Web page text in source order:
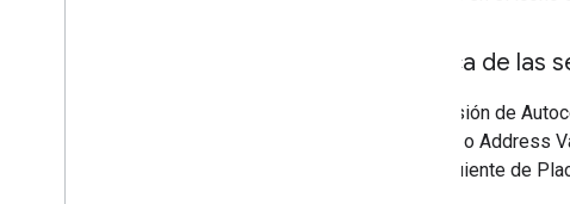
Acerca de las
Una sesión de
(nuevo) o Address
subsiguiente de